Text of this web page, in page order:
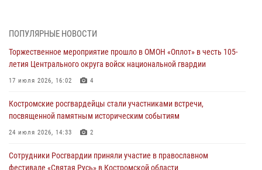
06 августа 2026, 07:50
В Костромской области продолжается проведение акции «Каникулы
с Росгвардией»
05 августа 2026, 12:04
В Росгвардии по Костромской области проходят мероприятия,
посвященные 108-й годовщине со дня рождения генерала армии
Ивана Кирилловича Яковлева
ПОПУЛЯРНЫЕ НОВОСТИ
Торжественное мероприятие прошло в ОМОН «Оплот» в честь 105-
летия Центрального округа войск национальной гвардии
17 июля 2026, 16:02 4
Костромские росгвардейцы стали участниками встречи,
посвященной памятным историческим событиям
24 июля 2026, 14:33 2
Сотрудники Росгвардии приняли участие в православном
фестивале «Святая Русь» в Костромской области